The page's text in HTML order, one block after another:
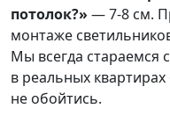
потолок?» — 7-8 см.
монтаже
Мы всегда стараемся
в реальных
не обойтись.